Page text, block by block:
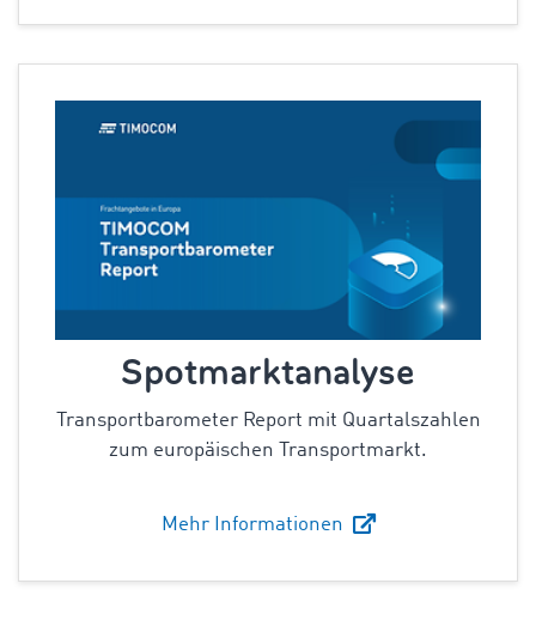
Spotmarktanalyse
Transportbarometer Report mit Quartalszahlen
zum europäischen Transportmarkt.
Mehr Informationen